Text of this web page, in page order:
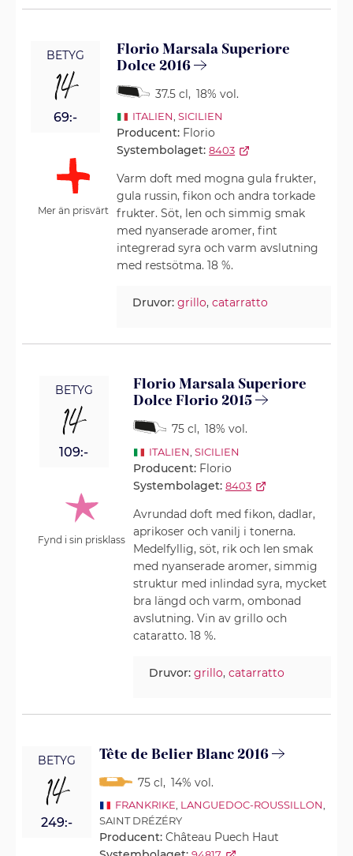
BETYG
14
69:-
Mer än prisvärt
Florio Marsala Superiore
Dolce 2016
37.5 cl, 18% vol.
ITALIEN, SICILIEN
Producent: Florio
Systembolaget: 8403
Varm doft med mogna gula frukter,
gula russin, fikon och andra torkade
frukter. Söt, len och simmig smak
med nyanserade aromer, fint
integrerad syra och varm avslutning
med restsötma. 18 %.
Druvor: grillo,catarratto
BETYG
14
109:-
Fynd i sin prisklass
Florio Marsala Superiore
Dolce Florio 2015
75 cl, 18% vol.
ITALIEN SICILIEN
Producent: Florio
Systembolaget: 8403
Avrundad doft med fikon, dadlar,
aprikoser och vanilj i tonerna.
Medelfyllig, söt, rik och len smak
med nyanserade aromer, simmig
struktur med inlindad syra, mycket
bra längd och varm, ombonad
avslutning. Vin av grillo och
cataratto. 18 %.
Druvor: grillo,catarratto
BETYG
14
249:-
Tête de Belier Blanc 2016
75 cl, 14% vol.
FRANKRIKE LANGUEDOC-ROUSSILLON
SAINT DRÉZÉRY
Producent:Château Puech Haut